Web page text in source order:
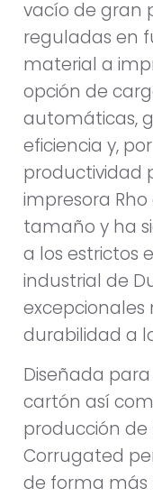
vacío de gran
reguladas en
material a
opción de
automáticas,
eficiencia y,
productividad
impresora
tamaño y ha
a los estrictos
industrial de
excepcionales
durabilidad a
Diseñada
cartón así
producción de
Corrugated
de forma más